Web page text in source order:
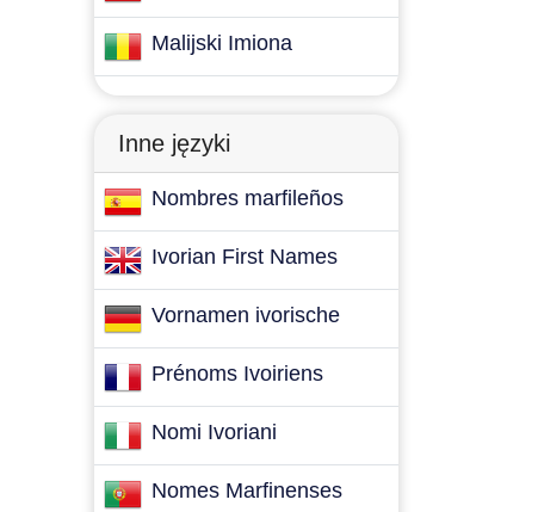
Malijski Imiona
Inne języki
Nombres marfileños
Ivorian First Names
Vornamen ivorische
Prénoms Ivoiriens
Nomi Ivoriani
Nomes Marfinenses